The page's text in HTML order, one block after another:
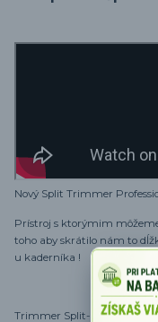
Nový Split Trimmer
Prístroj s ktorýmim
toho aby skrátilo nám to
u kaderníka !
Trimmer Split-End má